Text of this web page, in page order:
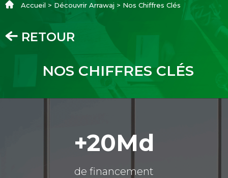
Accueil > Découvrir Arrawaj > Nos Chiffres Clés
RETOUR
‎ ‎ NOS‎ ‎‎ CHIFFRES‎ CLÉS‎
+20Md
de financement